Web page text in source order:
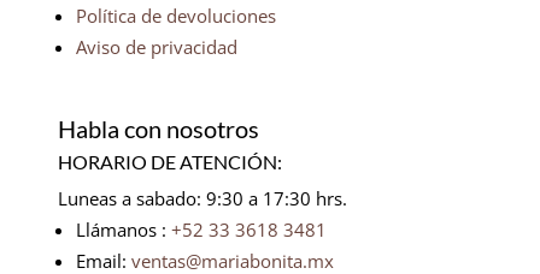
Política de devoluciones
Aviso de privacidad
Habla con nosotros
HORARIO DE ATENCIÓN:
Luneas a sabado: 9:30 a 17:30 hrs.
Llámanos : +52 33 3618 3481
Email: ventas@mariabonita.mx